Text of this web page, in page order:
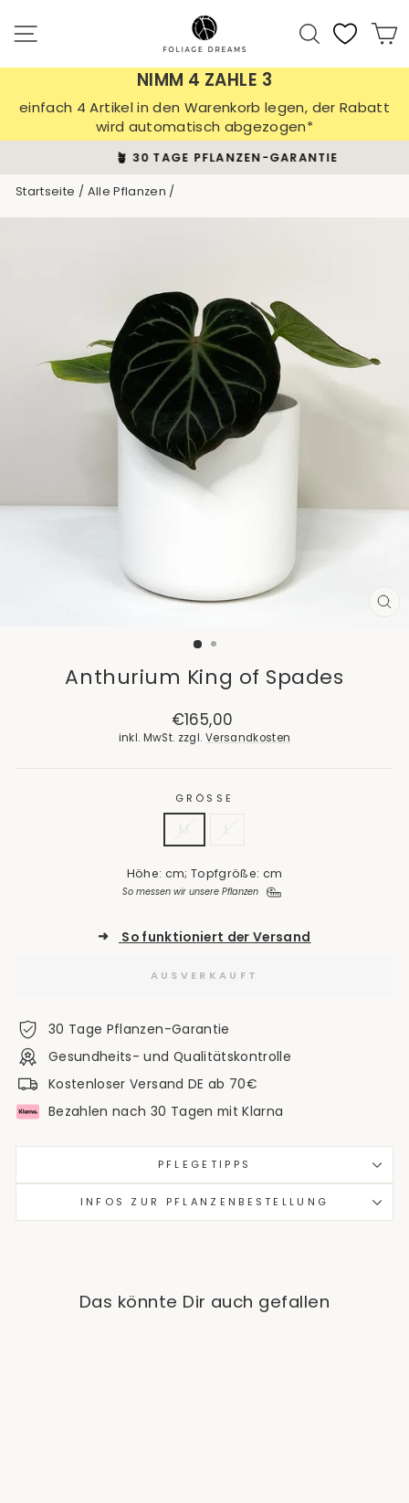
zum
Inhalt
Suche
NIMM 4 ZAHLE 3
einfach 4 Artikel in den Warenkorb legen, der Rabatt
wird automatisch abgezogen*
Pause
🪴 30 TAGE PFLANZEN-GARANTIE
Startseite / Alle Pflanzen /
Anthurium King of Spades
Normaler
Preis
€165,00
inkl. MwSt. zzgl. Versandkosten
GRÖSSE
Höhe: cm; Topfgröße: cm
So messen wir unsere Pflanzen
➜ So funktioniert der Versand
AUSVERKAUFT
30 Tage Pflanzen-Garantie
Gesundheits- und Qualitätskontrolle
Kostenloser Versand DE ab 70€
Bezahlen nach 30 Tagen mit Klarna
PFLEGETIPPS
INFOS ZUR PFLANZENBESTELLUNG
Das könnte Dir auch gefallen